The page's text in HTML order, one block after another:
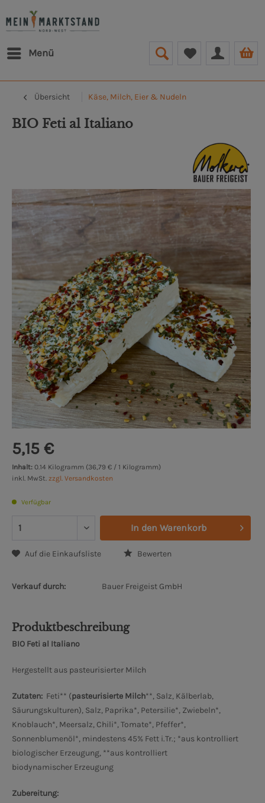
Menü
Übersicht Käse, Milch, Eier & Nudeln
BIO Feti al Italiano
5,15 €
Inhalt: 0.14 Kilogramm (36,79 € / 1 Kilogramm)
inkl. MwSt. zzgl. Versandkosten
Verfügbar
In den Warenkorb
Auf die Einkaufsliste Bewerten
Verkauf durch: Bauer Freigeist GmbH
Produktbeschreibung
BIO Feti al Italiano
Hergestellt aus pasteurisierter Milch
Zutaten: Feti** (pasteurisierte Milch**, Salz, Kälberlab,
Säurungskulturen), Salz, Paprika*, Petersilie*, Zwiebeln*,
Knoblauch*, Meersalz, Chili*, Tomate*, Pfeffer*,
Sonnenblumenöl*, mindestens 45% Fett i.Tr.; *aus kontrolliert
biologischer Erzeugung, **aus kontrolliert
biodynamischer Erzeugung
Zubereitung: